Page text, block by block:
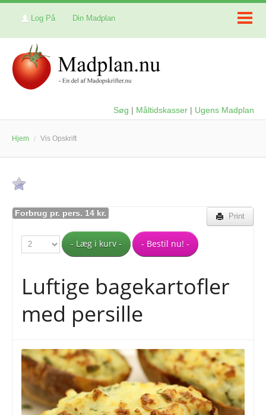
Log På Din Madplan
Søg | Måltidskasser | Ugens Madplan
Hjem / Vis Opskrift
Forbrug pr. pers. 14 kr. Print
- Læg i kurv - - Bestil nu! -
Luftige bagekartofler
med persille